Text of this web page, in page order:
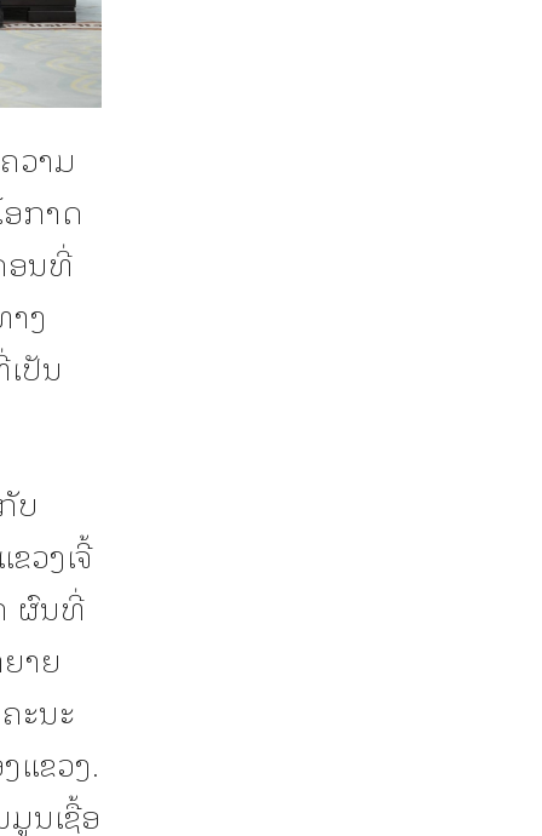
ວາມ
ກາດ
ອນທີ່
ງ
ປັນ
ບ
ວງເຈີ້
ຜົນທີ່
າຍ
ະນະ
ແຂວງ.
ນເຊື້ອ